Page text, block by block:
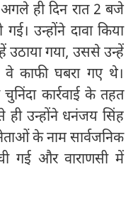
ही दिन रात 2 बजे
उन्होंने दावा किया
उठाया गया, उससे उन्हें
काफी घबरा गए थे।
कार्रवाई के तहत
ही उन्होंने धनंजय सिंह
के नाम सार्वजनिक
गई और वाराणसी में